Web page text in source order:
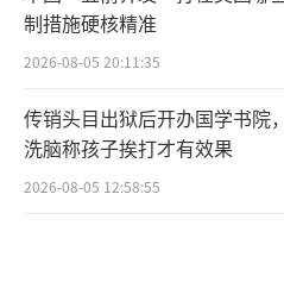
制措施硬核精准
2026-08-05 20:11:35
传销头目出狱后开办国学书院
洗脑称孩子挨打才有效果
2026-08-05 12:58:55